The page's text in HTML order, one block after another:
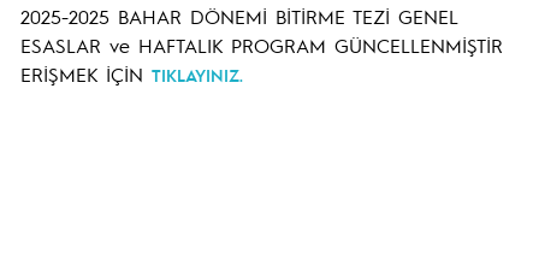
2025-2025 BAHAR DÖNEMİ BİTİRME TEZİ GENEL
ESASLAR ve HAFTALIK PROGRAM GÜNCELLENMİŞTİR
ERİŞMEK İÇİN TIKLAYINIZ.